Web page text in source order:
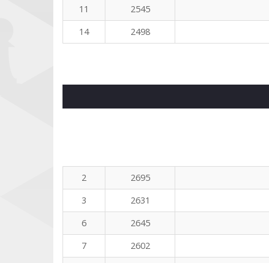
11
2545
14
2498
2
2695
3
2631
6
2645
7
2602